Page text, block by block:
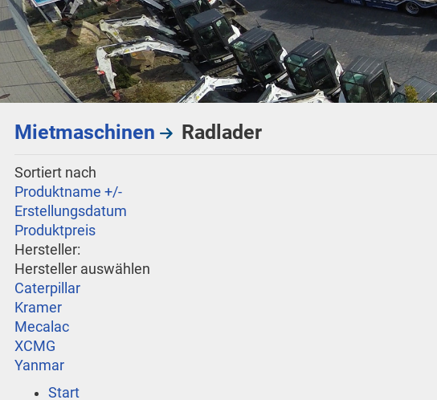
Mietmaschinen Radlader
Sortiert nach
Produktname +/-
Erstellungsdatum
Produktpreis
Hersteller:
Hersteller auswählen
Caterpillar
Kramer
Mecalac
XCMG
Yanmar
Start